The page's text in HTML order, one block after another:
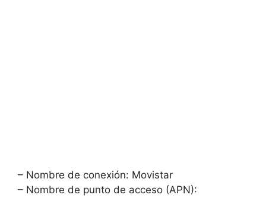
– Nombre de conexión: Movistar
– Nombre de punto de acceso (APN):